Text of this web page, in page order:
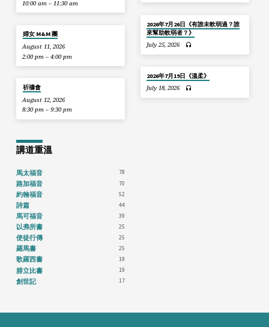
10:00 am – 11:30 am
婦女 M&M 團
August 11, 2026
2:00 pm – 4:00 pm
祈禱會
August 12, 2026
8:30 pm – 9:30 pm
2026年7月26日《有誰未軟弱過？誰
來幫助軟弱者？》
July 25, 2026
2026年7月19日《溫柔》
July 18, 2026
講道重溫
馬太福音 78
路加福音 70
約翰福音 52
詩篇 44
馬可福音 39
以弗所書 25
使徒行傳 25
羅馬書 25
歌羅西書 19
腓立比書 19
創世記 17